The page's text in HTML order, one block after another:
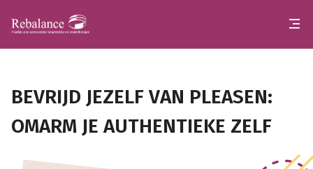
BEVRIJD JEZELF VAN PLEASEN:
OMARM JE AUTHENTIEKE ZELF